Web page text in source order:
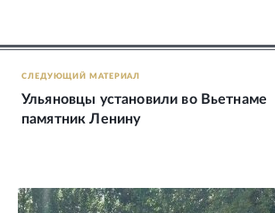
СЛЕДУЮЩИЙ МАТЕРИАЛ
Ульяновцы установили во Вьетнаме
памятник Ленину